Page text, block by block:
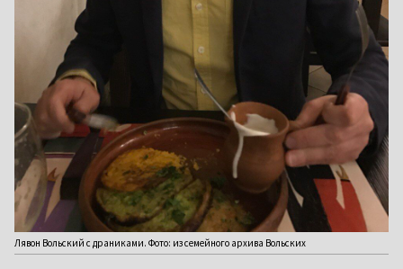
Лявон Вольский с драниками. Фото: из семейного архива Вольских